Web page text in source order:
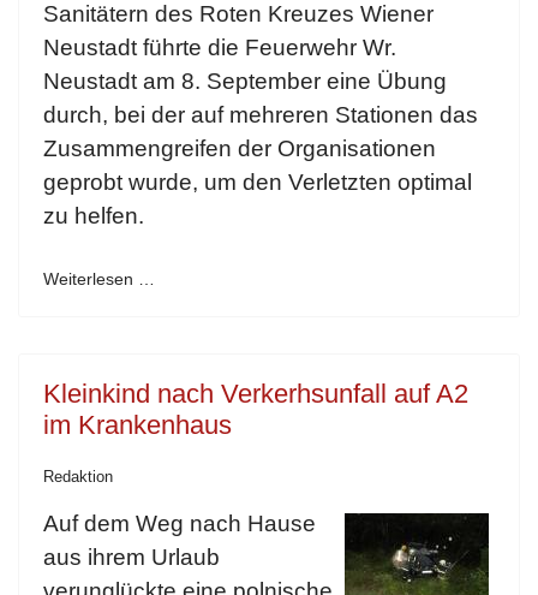
Sanitätern des Roten Kreuzes Wiener
Neustadt führte die Feuerwehr Wr.
Neustadt am 8. September eine Übung
durch, bei der auf mehreren Stationen das
Zusammengreifen der Organisationen
geprobt wurde, um den Verletzten optimal
zu helfen.
Weiterlesen …
Kleinkind nach Verkerhsunfall auf A2
im Krankenhaus
Redaktion
Auf dem Weg nach Hause
aus ihrem Urlaub